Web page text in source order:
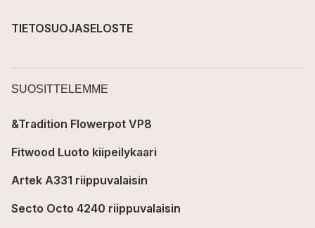
TIETOSUOJASELOSTE
SUOSITTELEMME
&Tradition Flowerpot VP8
Fitwood Luoto kiipeilykaari
Artek A331 riippuvalaisin
Secto Octo 4240 riippuvalaisin